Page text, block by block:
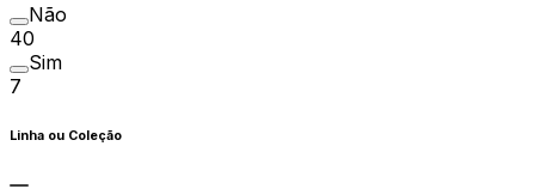
Não
40
Sim
7
Linha ou Coleção